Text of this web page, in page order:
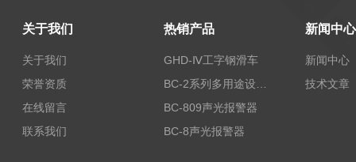
关于我们
关于我们
荣誉资质
在线留言
联系我们
热销产品
GHD-Ⅳ工字钢滑车
BC-809声光报警器
BC-8声光报警器
新闻中心
新闻中心
技术文章